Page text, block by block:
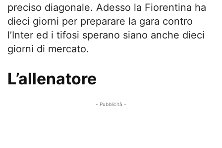
preciso diagonale. Adesso la Fiorentina ha
dieci giorni per preparare la gara contro
l’Inter ed i tifosi sperano siano anche dieci
giorni di mercato.
L’allenatore
- Pubblicità -